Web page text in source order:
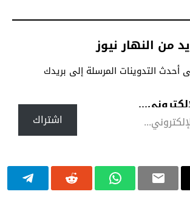
من النهار نيوز
التدوينات المرسلة إلى بريدك
اشتراك